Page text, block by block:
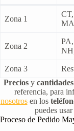
Zona 1
MA
Zona 2
Zona 3
Precios y cantidades
referencia, para
nosotrosen los
puedes
Proceso de Pedido